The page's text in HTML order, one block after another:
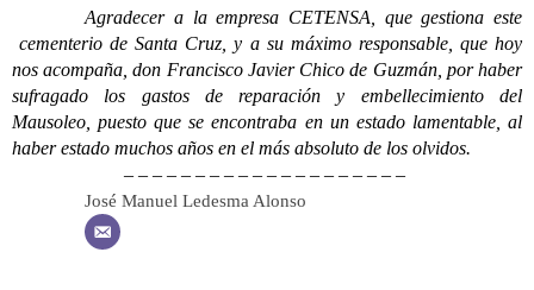
Agradecer a la empresa CETENSA, que gestiona este
cementerio de Santa Cruz, y a su máximo responsable, que hoy
nos acompaña, don Francisco Javier Chico de Guzmán, por haber
sufragado los gastos de reparación y embellecimiento del
Mausoleo, puesto que se encontraba en un estado lamentable, al
haber estado muchos años en el más absoluto de los olvidos.
– – – – – – – – – – – – – – – – – – – –
José Manuel Ledesma Alonso